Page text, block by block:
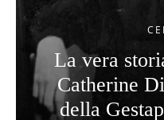
La vera
Catherine
della